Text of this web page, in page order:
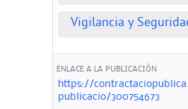
Vigilancia y
ENLACE A LA PUBLICACIÓN
https://
publicacio/300754673